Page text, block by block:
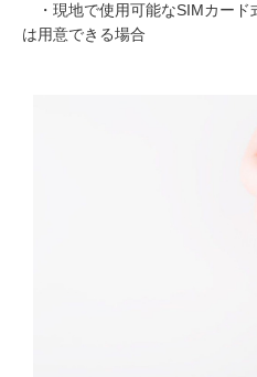
・現地で使用可能なSIMカード
は用意できる場合